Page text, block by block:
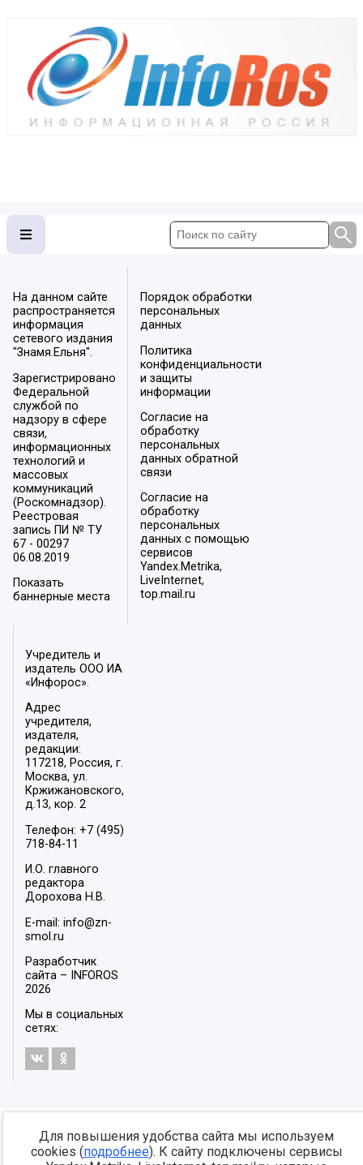
На данном сайте
распространяется
информация
сетевого издания
"Знамя.Ельня".
Зарегистрировано
Федеральной
службой по
надзору в сфере
связи,
информационных
технологий и
массовых
коммуникаций
(Роскомнадзор).
Реестровая
запись ПИ № ТУ
67 - 00297
06.08.2019
Показать
баннерные места
Порядок обработки
персональных
данных
Политика
конфиденциальности
и защиты
информации
Согласие на
обработку
персональных
данных обратной
связи
Согласие на
обработку
персональных
данных с помощью
сервисов
Yandex.Metrika,
LiveInternet,
top.mail.ru
Учредитель и
издатель ООО ИА
«Инфорос».
Адрес
учредителя,
издателя,
редакции:
117218, Россия, г.
Москва, ул.
Кржижановского,
д.13, кор. 2
Телефон: +7 (495)
718-84-11
И.О. главного
редактора
Дорохова Н.В.
E-mail: info@zn-
smol.ru
Разработчик
сайта –
INFOROS
2026
Мы в социальных
сетях:
Для повышения удобства сайта мы используем
cookies (подробнее). К сайту подключены сервисы